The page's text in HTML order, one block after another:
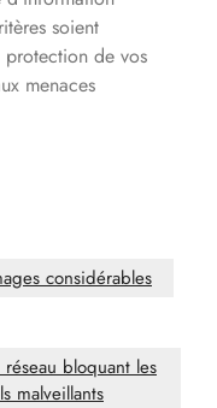
soient
protection de vos
menaces
considérables
bloquant les
malveillants